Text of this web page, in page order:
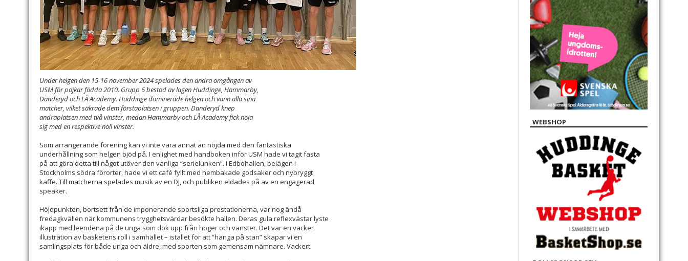
Under helgen den 15-16 november 2024 spelades den andra omgången av
USM för pojkar födda 2010. Grupp 6 bestod av lagen Huddinge, Hammarby,
Danderyd och LÅ Academy. Huddinge dominerade helgen och vann alla sina
matcher, vilket säkrade dem förstaplatsen i gruppen. Danderyd knep
andraplatsen med två vinster, medan Hammarby och LÅ Academy fick nöja
sig med en respektive noll vinster.
Som arrangerande förening kan vi inte vara annat än nöjda med den fantastiska
underhållning som helgen bjöd på. I enlighet med handboken inför USM hade vi tagit fasta
på att göra detta till något utöver den vanliga “serielunken”. I Edbohallen, belägen i
Stockholms södra förorter, hade vi ett café fyllt med hembakade godsaker och nybryggt
kaffe. Till matcherna spelades musik av en DJ, och publiken eldades på av en engagerad
speaker.
Höjdpunkten, bortsett från de imponerande sportsliga prestationerna, var nog ändå
fredagkvällen när kommunens trygghetsvärdar besökte hallen. Deras gula reflexvästar lyste
ikapp med leendena på de unga som dök upp från höger och vänster. Det var en vacker
illustration av basketens roll i samhället – istället för att “hänga på stan” skapar vi en
samlingsplats för både unga och äldre, med sporten som gemensam nämnare. Vackert.
WEBSHOP